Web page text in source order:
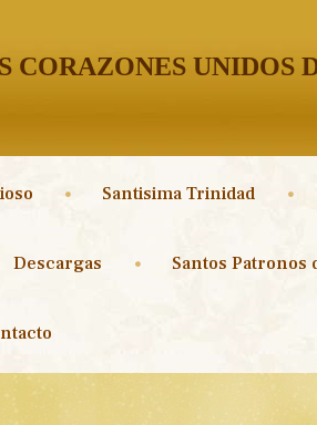
CORAZONES UNIDOS
Santisima Trinidad
Descargas Santos Patronos